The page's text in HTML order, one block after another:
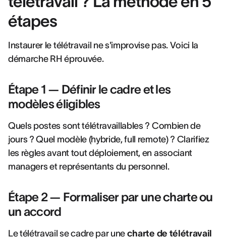
étapes
Instaurer le télétravail ne s'improvise pas. Voici la
démarche RH éprouvée.
Étape 1 — Définir le cadre et les
modèles éligibles
Quels postes sont télétravaillables ? Combien de
jours ? Quel modèle (hybride, full remote) ? Clarifiez
les règles avant tout déploiement, en associant
managers et représentants du personnel.
Étape 2 — Formaliser par une charte ou
un accord
Le télétravail se cadre par une charte de télétravail